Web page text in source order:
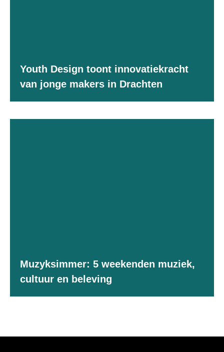
Youth Design toont innovatiekracht
van jonge makers in Drachten
Muzyksimmer: 5 weekenden muziek,
cultuur en beleving